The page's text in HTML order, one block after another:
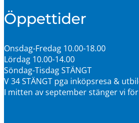
Öppettider
Onsdag-Fredag 10.00-18.00
Lördag 10.00-14.00
Söndag-Tisdag STÄNGT
V 34 STÄNGT pga inköpsresa &
I mitten av september stänger vi